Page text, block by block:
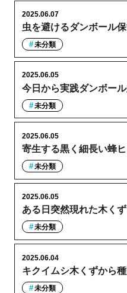
虫を避けるダンボール
2025.06.07
未分類
今日から実践ダンボー
2025.06.05
未分類
寄生する黒く細長い蜂
2025.06.05
未分類
ある日突然現れた木く
2025.06.05
未分類
キクイムシ木くずから
2025.06.04
未分類